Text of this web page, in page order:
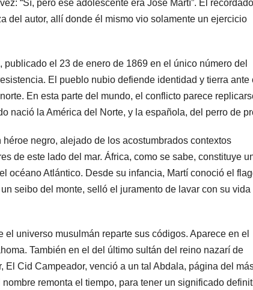
“Sí, pero ese adolescente era José Martí”. El recordado
del autor, allí donde él mismo vio solamente un ejercicio
el 23 de enero de 1869 en el único número del
El pueblo nubio defiende identidad y tierra ante
En esta parte del mundo, el conflicto parece
nació la América del Norte, y la española, del perro de
negro, alejado de los acostumbrados contextos
de este lado del mar. África, como se sabe, constituye
océano Atlántico. Desde su infancia, Martí conoció el
seibo del monte, selló el juramento de lavar con su vida
universo musulmán reparte sus códigos. Aparece en el
También en el del último sultán del reino nazarí de
Cid Campeador, venció a un tal Abdala, página del
remonta el tiempo, para tener un significado